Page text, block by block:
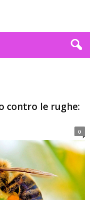
contro le rughe:
0